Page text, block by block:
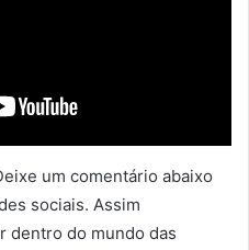
um comentário abaixo
sociais. Assim
dentro do mundo das